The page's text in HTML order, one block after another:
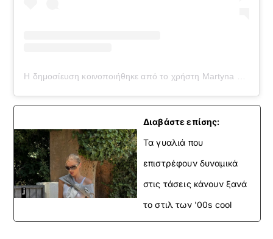
Η δημοσίευση κοινοποιήθηκε από το χρήστη Martyna Karolak (@martynakarolak)
Διαβάστε επίσης:
Τα γυαλιά που
επιστρέφουν δυναμικά
στις τάσεις κάνουν ξανά
το στιλ των '00s cool